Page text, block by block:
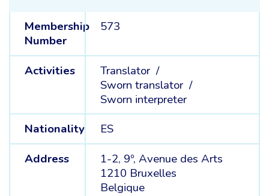
Membership
Number
573
Activities
Translator /
Sworn translator /
Sworn interpreter
Nationality
ES
Address
1-2, 9º, Avenue des Arts
1210 Bruxelles
Belgique